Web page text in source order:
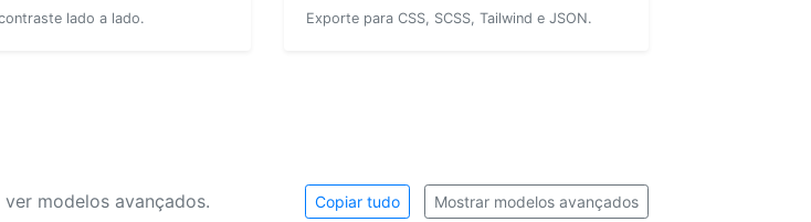
lado a lado. Exporte para CSS, SCSS, Tailwind e JSON.
modelos avançados. Copiar tudo Mostrar modelos avançados